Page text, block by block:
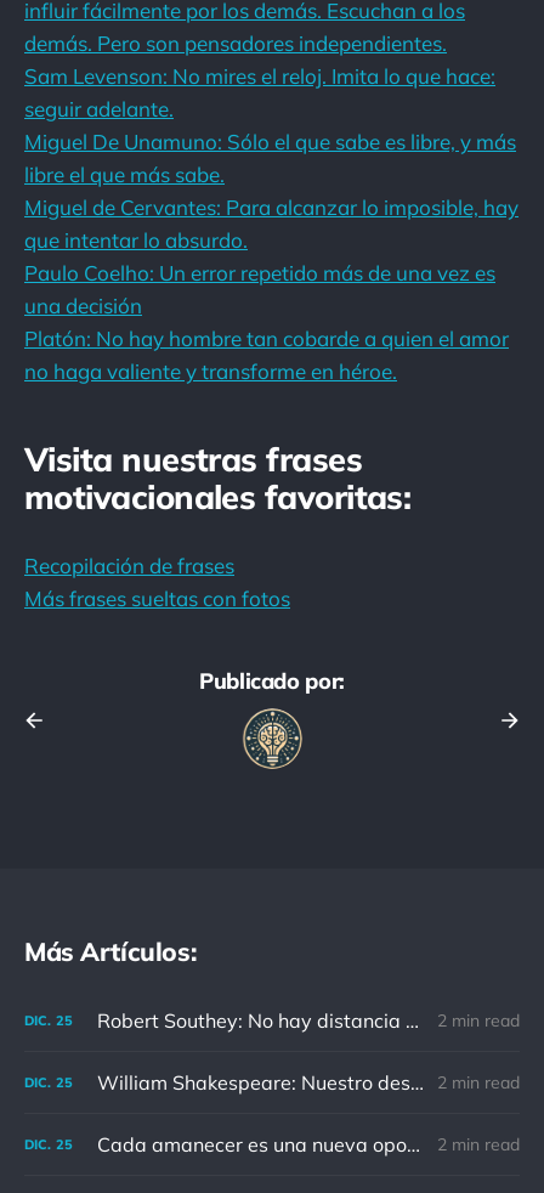
influir fácilmente por los demás. Escuchan a los
demás. Pero son pensadores independientes.
Sam Levenson: No mires el reloj. Imita lo que hace:
seguir adelante.
Miguel De Unamuno: Sólo el que sabe es libre, y más
libre el que más sabe.
Miguel de Cervantes: Para alcanzar lo imposible, hay
que intentar lo absurdo.
Paulo Coelho: Un error repetido más de una vez es
una decisión
Platón: No hay hombre tan cobarde a quien el amor
no haga valiente y transforme en héroe.
Visita nuestras frases
motivacionales favoritas:
Recopilación de frases
Más frases sueltas con fotos
Publicado por:
Más Artículos:
DIC. 25 Robert Southey: No hay distancia o tiempo que pueda disminuir la amistad de aquellos que están completamente convencidos del valor del otro 2 min read
DIC. 25 William Shakespeare: Nuestro destino está en las estrellas, así que levantemos nuestros ojos al cielo 2 min read
DIC. 25 Cada amanecer es una nueva oportunidad 2 min read